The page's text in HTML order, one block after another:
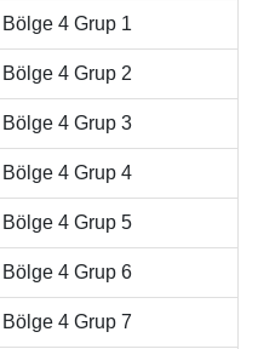
4 Grup 1
4 Grup 2
4 Grup 3
4 Grup 4
4 Grup 5
4 Grup 6
4 Grup 7